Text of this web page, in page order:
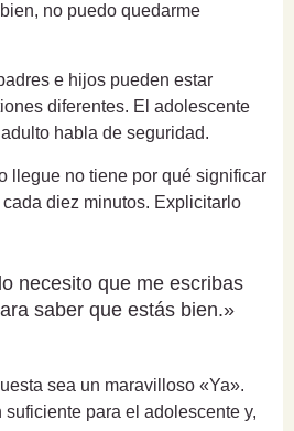
no puedo quedarme
e hijos pueden estar
diferentes. El adolescente
habla de seguridad.
llegue no tiene por qué significar
diez minutos. Explicitarlo
necesito que me escribas
saber que estás bien.»
sea un maravilloso «Ya».
suficiente para el adolescente y,